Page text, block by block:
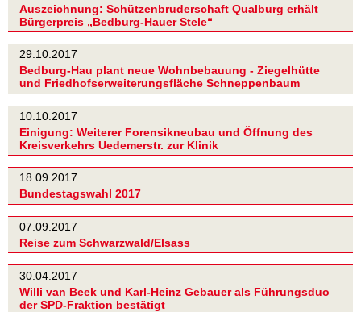
Auszeichnung: Schützenbruderschaft Qualburg erhält
Bürgerpreis „Bedburg-Hauer Stele“
29.10.2017
Bedburg-Hau plant neue Wohnbebauung - Ziegelhütte
und Friedhofserweiterungsfläche Schneppenbaum
10.10.2017
Einigung: Weiterer Forensikneubau und Öffnung des
Kreisverkehrs Uedemerstr. zur Klinik
18.09.2017
Bundestagswahl 2017
07.09.2017
Reise zum Schwarzwald/Elsass
30.04.2017
Willi van Beek und Karl-Heinz Gebauer als Führungsduo
der SPD-Fraktion bestätigt